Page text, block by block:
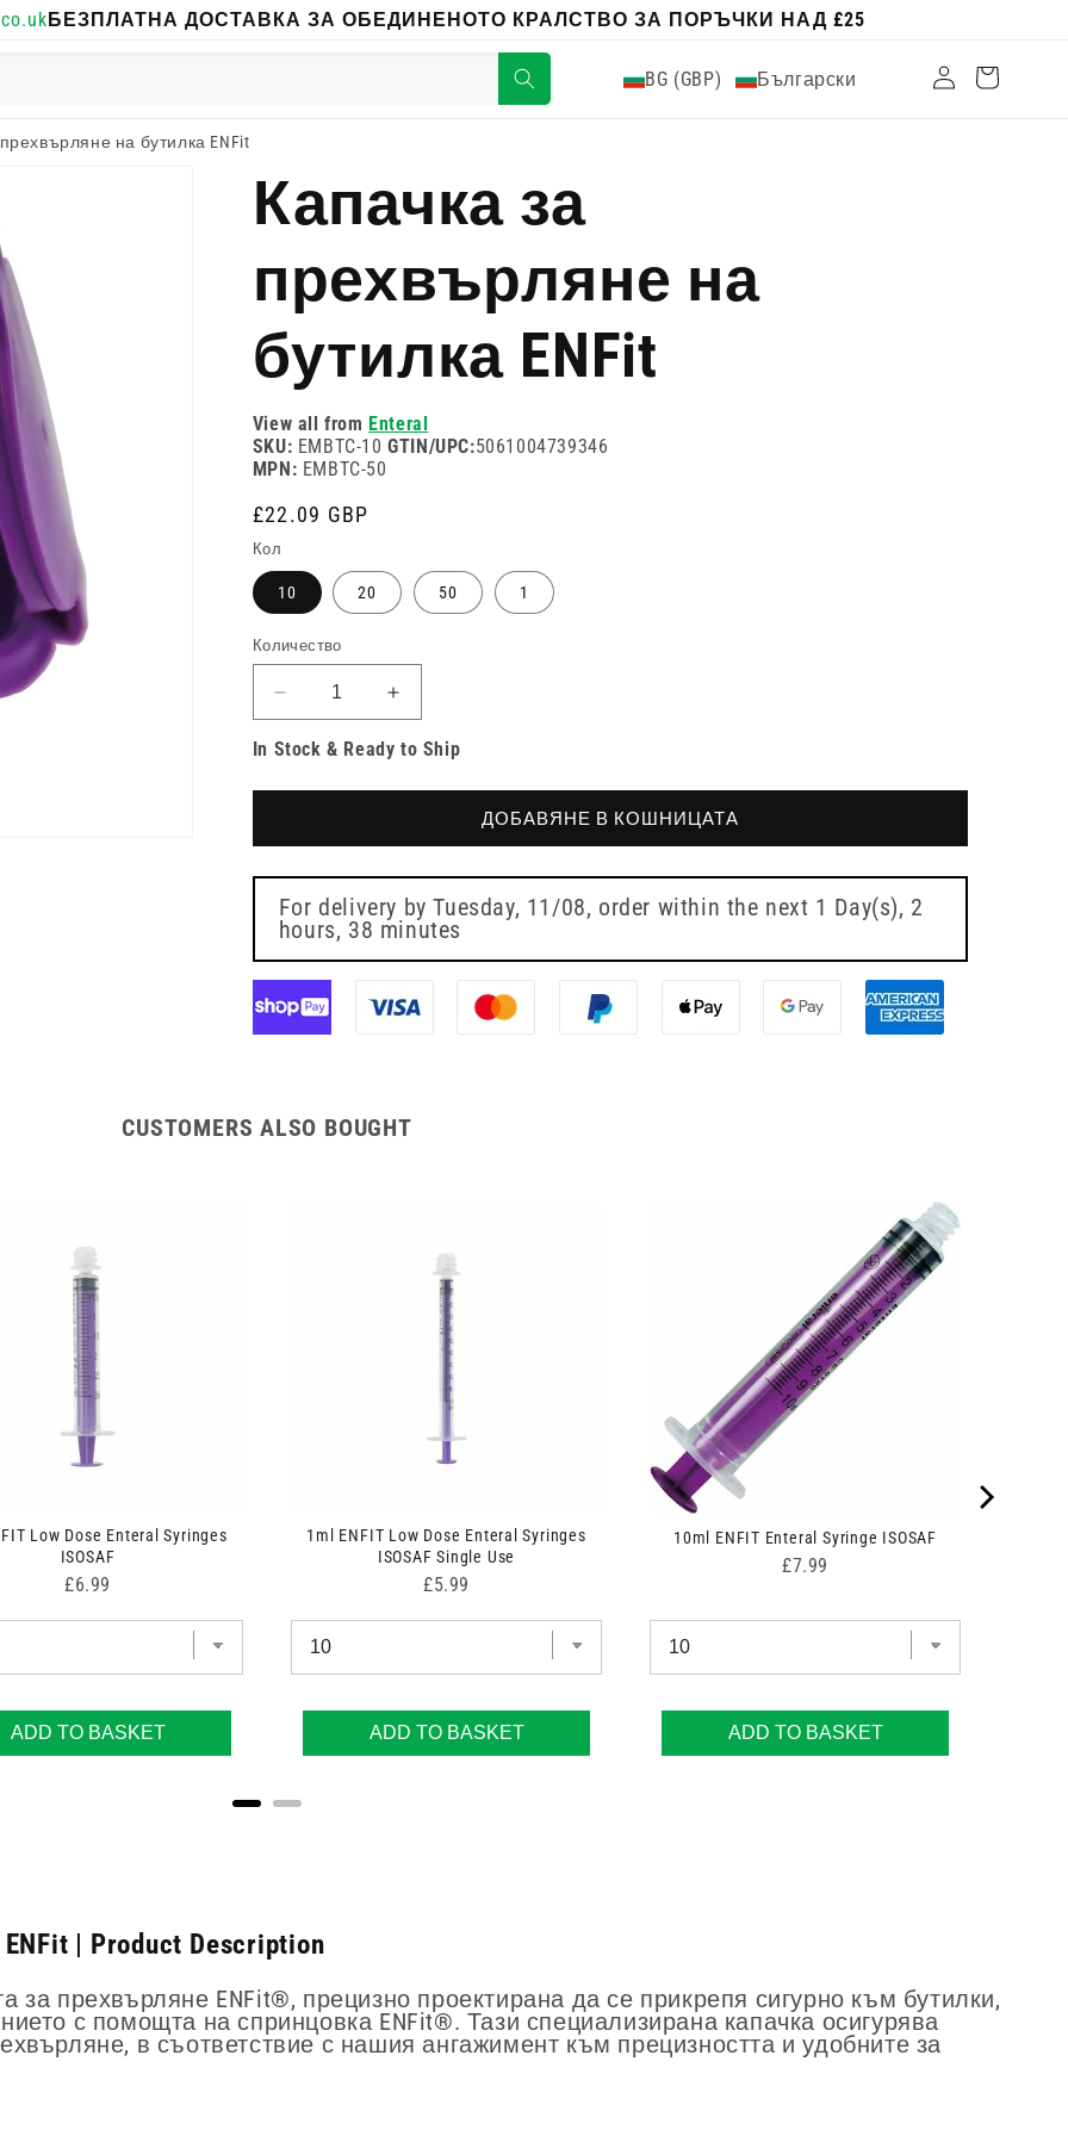
БЕЗПЛАТНА ДОСТАВКА ЗА ОБЕДИНЕНОТО КРАЛСТВО ЗА ПОРЪЧКИ НАД £25
BG (GBP) Български ВлизамКоличка
на бутилка ENFit
Капачка за
прехвърляне на
бутилка ENFit
View all from Enteral
SKU: EMBTC-10GTIN/UPC:5061004739346
MPN: EMBTC-50
Редовна
цена
£22.09 GBP
Кол
10 20 50 1
Количество
Намаляване
на
количеството
прехвърляне
на
бутилка
ENFit
Увеличете
количеството
за
прехвърляне
на
бутилка
ENFit
In Stock & Ready to Ship
ДОБАВЯНЕ В КОШНИЦАТА
For delivery byTuesday, 11/08, order within the next 1 Day(s), 2
hours, 38 minutes
CUSTOMERS ALSO BOUGHT
Low Dose Enteral Syringes
ISOSAF
Price
£6.99
ADD TO BASKET
1ml ENFIT Low Dose Enteral Syringes
ISOSAF Single Use
Price
£5.99
ADD TO BASKET
10ml ENFIT Enteral Syringe ISOSAF
Price
£7.99
ADD TO BASKET
| Product Description
за прехвърляне ENFit®, прецизно проектирана да се прикрепя сигурно към бутилки,
с помощта на спринцовка ENFit®. Тази специализирана капачка осигурява
в съответствие с нашия ангажимент към прецизността и удобните за